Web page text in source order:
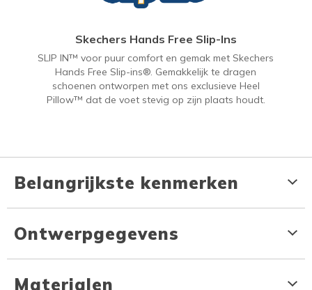
Skechers Hands Free Slip-Ins
SLIP IN™ voor puur comfort en gemak met Skechers
Hands Free Slip-ins®. Gemakkelijk te dragen
schoenen ontworpen met ons exclusieve Heel
Pillow™ dat de voet stevig op zijn plaats houdt.
Belangrijkste kenmerken
Ontwerpgegevens
Materialen